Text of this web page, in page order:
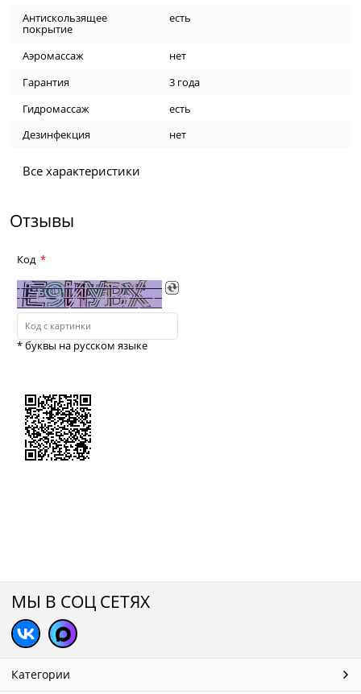
Антискользящее
покрытие
есть
Аэромассаж
нет
Гарантия
3 года
Гидромассаж
есть
Дезинфекция
нет
Все характеристики
Отзывы
Код
* буквы на русском языке
МЫ В СОЦ СЕТЯХ
Категории